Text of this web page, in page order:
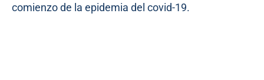
comienzo de la epidemia del covid-19.